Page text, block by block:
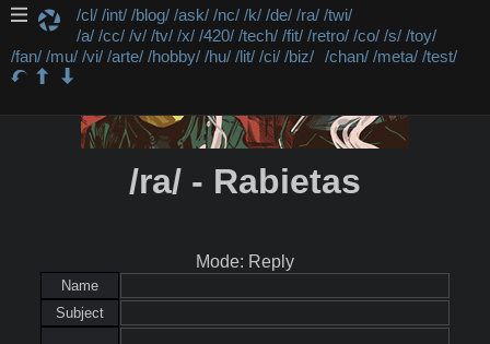
/cl/ /int/ /blog/ /ask/ /nc/ /k/ /de/ /ra/ /twi/
/a/ /cc/ /v/ /tv/ /x/ /420/ /tech/ /fit/ /retro/ /co/ /s/ /toy/
/fan/ /mu/ /vi/ /arte/ /hobby/ /hu/ /lit/ /ci/ /biz/ /chan/ /meta/ /test/
/ra/ - Rabietas
Mode: Reply
Name
Subject